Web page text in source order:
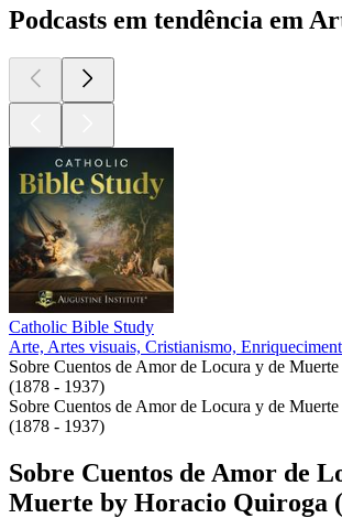
Podcasts em tendência em
Catholic Bible Study
Arte, Artes visuais, Cristianismo,
Sobre Cuentos de Amor de Locura y de
(1878 - 1937)
Sobre Cuentos de Amor de Locura y de
(1878 - 1937)
Sobre Cuentos de Amor de
Muerte by Horacio Quiroga